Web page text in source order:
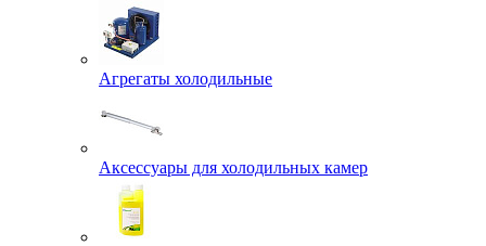
Агрегаты холодильные
Аксессуары для холодильных камер